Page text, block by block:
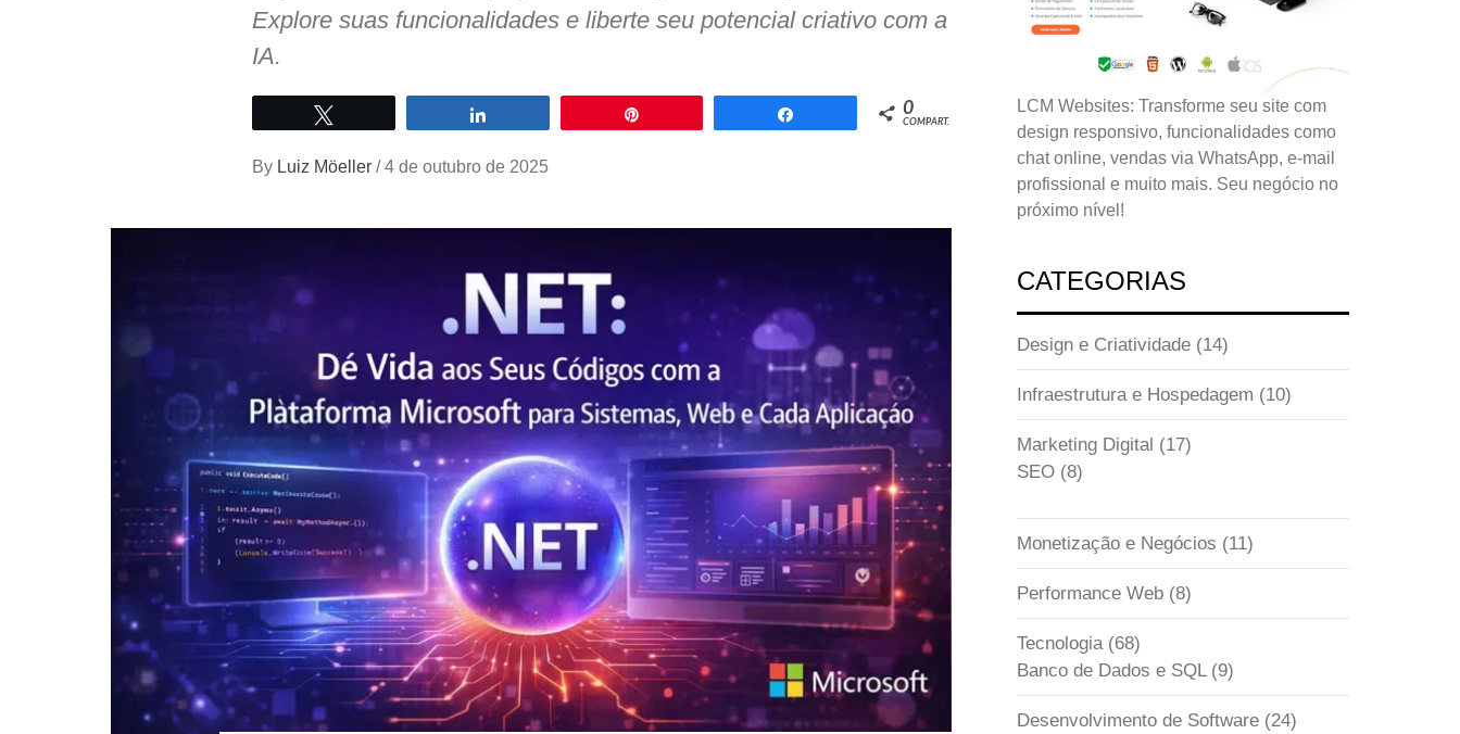
Explore suas funcionalidades e liberte seu potencial criativo com a
IA.
Compartilhar 0
COMPART.
By Luiz Möeller / 4 de outubro de 2025
LCM Websites: Transforme seu site com
design responsivo, funcionalidades como
chat online, vendas via WhatsApp, e-mail
profissional e muito mais. Seu negócio no
próximo nível!
CATEGORIAS
Design e Criatividade (14)
Infraestrutura e Hospedagem (10)
Marketing Digital (17)
SEO (8)
Monetização e Negócios (11)
Performance Web (8)
Tecnologia(68)
Banco de Dados e SQL(9)
Desenvolvimento de Software (24)